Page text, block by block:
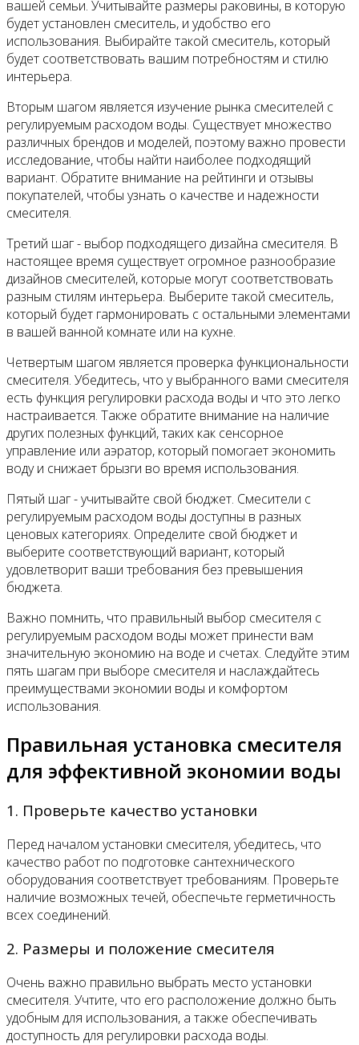
вашей семьи. Учитывайте размеры раковины, в которую
будет установлен смеситель, и удобство его
использования. Выбирайте такой смеситель, который
будет соответствовать вашим потребностям и стилю
интерьера.
Вторым шагом является изучение рынка смесителей с
регулируемым расходом воды. Существует множество
различных брендов и моделей, поэтому важно провести
исследование, чтобы найти наиболее подходящий
вариант. Обратите внимание на рейтинги и отзывы
покупателей, чтобы узнать о качестве и надежности
смесителя.
Третий шаг - выбор подходящего дизайна смесителя. В
настоящее время существует огромное разнообразие
дизайнов смесителей, которые могут соответствовать
разным стилям интерьера. Выберите такой смеситель,
который будет гармонировать с остальными элементами
в вашей ванной комнате или на кухне.
Четвертым шагом является проверка функциональности
смесителя. Убедитесь, что у выбранного вами смесителя
есть функция регулировки расхода воды и что это легко
настраивается. Также обратите внимание на наличие
других полезных функций, таких как сенсорное
управление или аэратор, который помогает экономить
воду и снижает брызги во время использования.
Пятый шаг - учитывайте свой бюджет. Смесители с
регулируемым расходом воды доступны в разных
ценовых категориях. Определите свой бюджет и
выберите соответствующий вариант, который
удовлетворит ваши требования без превышения
бюджета.
Важно помнить, что правильный выбор смесителя с
регулируемым расходом воды может принести вам
значительную экономию на воде и счетах. Следуйте этим
пять шагам при выборе смесителя и наслаждайтесь
преимуществами экономии воды и комфортом
использования.
Правильная установка смесителя
для эффективной экономии воды
1. Проверьте качество установки
Перед началом установки смесителя, убедитесь, что
качество работ по подготовке сантехнического
оборудования соответствует требованиям. Проверьте
наличие возможных течей, обеспечьте герметичность
всех соединений.
2. Размеры и положение смесителя
Очень важно правильно выбрать место установки
смесителя. Учтите, что его расположение должно быть
удобным для использования, а также обеспечивать
доступность для регулировки расхода воды.